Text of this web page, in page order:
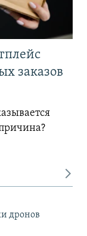
заказов
дронов